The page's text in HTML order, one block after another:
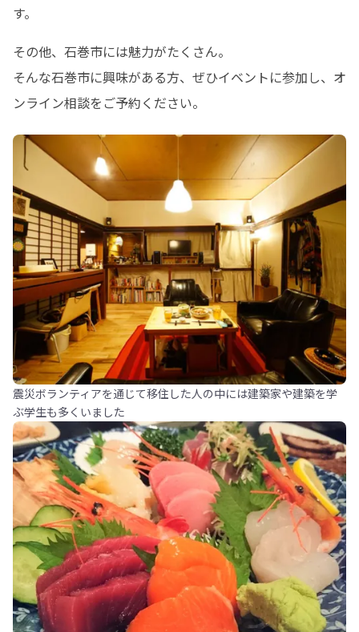
す。
その他、石巻市には魅力がたくさん。
そんな石巻市に興味がある方、ぜひイベントに参加し、オ
ンライン相談をご予約ください。
震災ボランティアを通じて移住した人の中には建築家や建築を学
ぶ学生も多くいました